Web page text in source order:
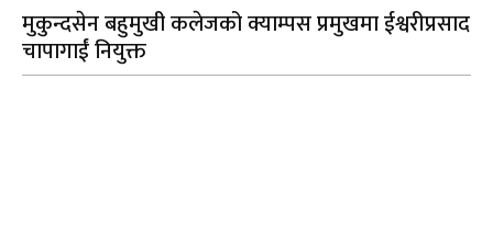
मुकुन्दसेन बहुमुखी कलेजको क्याम्पस प्रमुखमा ईश्वरीप्रसाद
चापागाईं नियुक्त